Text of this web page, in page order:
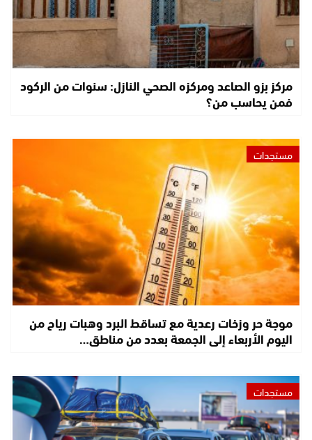
مركز بزو الصاعد ومركزه الصحي النازل: سنوات من الركود
فمن يحاسب من؟
مستجدات
موجة حر وزخات رعدية مع تساقط البرد وهبات رياح من
اليوم الأربعاء إلى الجمعة بعدد من مناطق…
مستجدات